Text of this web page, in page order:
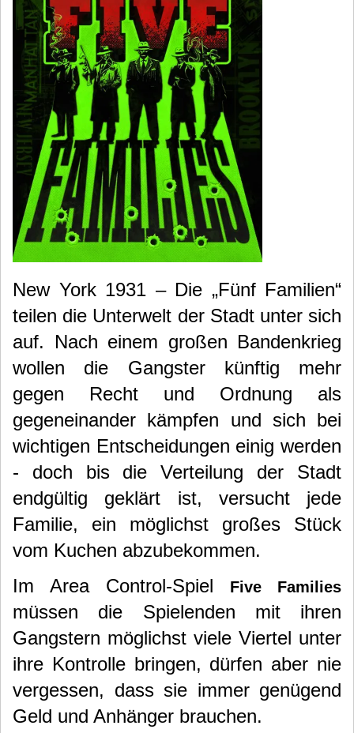
New York 1931 – Die „Fünf Familien“
teilen die Unterwelt der Stadt unter sich
auf. Nach einem großen Bandenkrieg
wollen die Gangster künftig mehr
gegen Recht und Ordnung als
gegeneinander kämpfen und sich bei
wichtigen Entscheidungen einig werden
- doch bis die Verteilung der Stadt
endgültig geklärt ist, versucht jede
Familie, ein möglichst großes Stück
vom Kuchen abzubekommen.
Im Area Control-Spiel
Five Families
müssen die Spielenden mit ihren
Gangstern möglichst viele Viertel unter
ihre Kontrolle bringen, dürfen aber nie
vergessen, dass sie immer genügend
Geld und Anhänger brauchen.